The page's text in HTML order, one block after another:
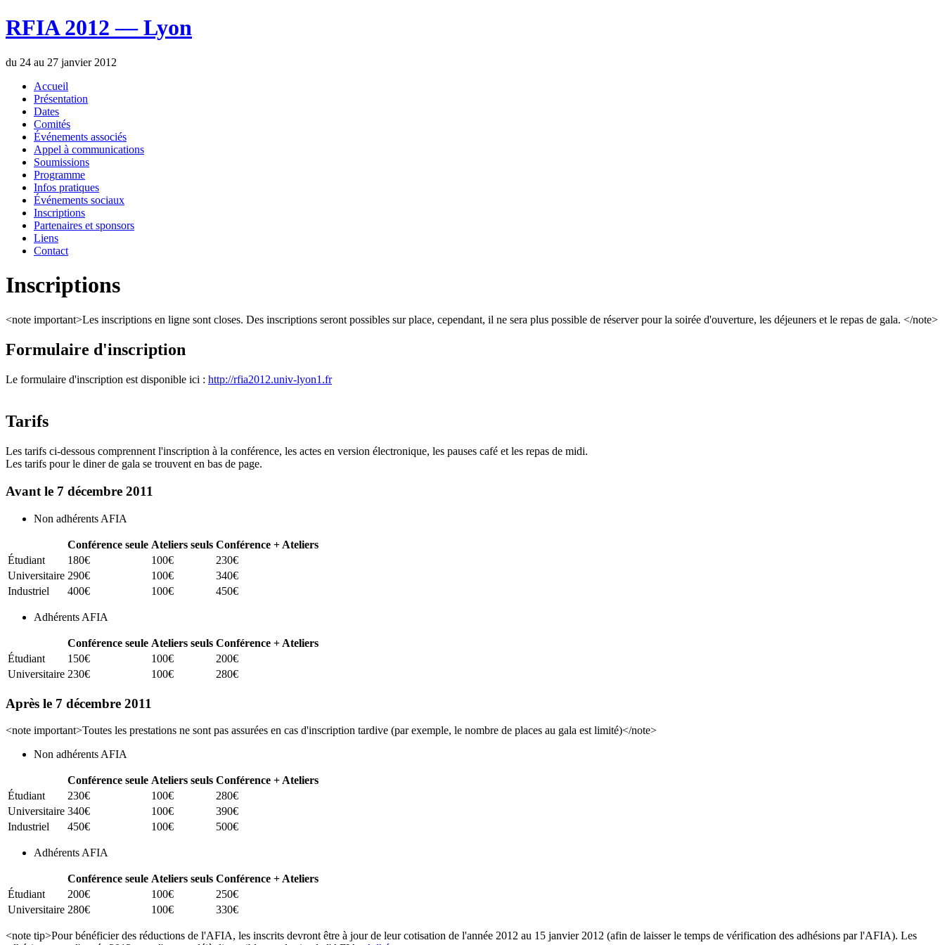
RFIA 2012 — Lyon
du 24 au 27 janvier 2012
Accueil
Présentation
Dates
Comités
Événements associés
Appel à communications
Soumissions
Programme
Infos pratiques
Événements sociaux
Inscriptions
Partenaires et sponsors
Liens
Contact
Inscriptions
<note important>Les inscriptions en ligne sont closes. Des inscriptions seront possibles sur place, cependant, il ne sera plus possible de réserver pour la soirée d'ouverture, les déjeuners et le repas de gala. </note>
Formulaire d'inscription
Le formulaire d'inscription est disponible ici : http://rfia2012.univ-lyon1.fr
Tarifs
Les tarifs ci-dessous comprennent l'inscription à la conférence, les actes en version électronique, les pauses café et les repas de midi.
Les tarifs pour le diner de gala se trouvent en bas de page.
Avant le 7 décembre 2011
Non adhérents AFIA
Conférence seule Ateliers seuls Conférence + Ateliers
Étudiant
180€ 100€
230€
Universitaire 290€ 100€
340€
Industriel
400€ 100€ 450€
Adhérents AFIA
Conférence seule Ateliers seuls Conférence + Ateliers
Étudiant
150€ 100€
200€
Universitaire 230€ 100€ 280€
Après le 7 décembre 2011
<note important>Toutes les prestations ne sont pas assurées en cas d'inscription tardive (par exemple, le nombre de places au gala est limité)</note>
Non adhérents AFIA
Conférence seule Ateliers seuls Conférence + Ateliers
Étudiant
230€ 100€
280€
Universitaire 340€ 100€
390€
Industriel
450€ 100€ 500€
Adhérents AFIA
Conférence seule Ateliers seuls Conférence + Ateliers
Étudiant
200€ 100€
250€
Universitaire 280€ 100€ 330€
<note tip>Pour bénéficier des réductions de l'AFIA, les inscrits devront être à jour de leur cotisation de l'année 2012 au 15 janvier 2012 (afin de laisser le temps de vérification des adhésions par l'AFIA). Les